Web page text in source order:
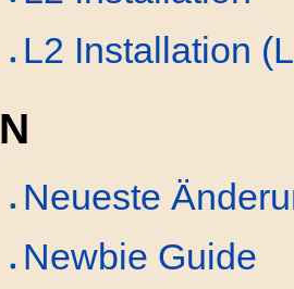
L2 Installation
N
Neueste
Newbie Guide